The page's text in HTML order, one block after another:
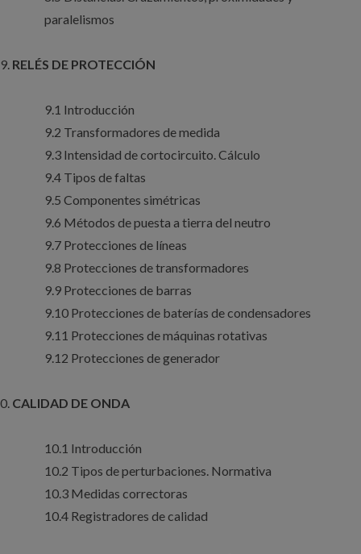
paralelismos
RELÉS DE PROTECCIÓN
9.1 Introducción
9.2 Transformadores de medida
9.3 Intensidad de cortocircuito. Cálculo
9.4 Tipos de faltas
9.5 Componentes simétricas
9.6 Métodos de puesta a tierra del neutro
9.7 Protecciones de líneas
9.8 Protecciones de transformadores
9.9 Protecciones de barras
9.10 Protecciones de baterías de condensadores
9.11 Protecciones de máquinas rotativas
9.12 Protecciones de generador
CALIDAD DE ONDA
10.1 Introducción
10.2 Tipos de perturbaciones. Normativa
10.3 Medidas correctoras
10.4 Registradores de calidad